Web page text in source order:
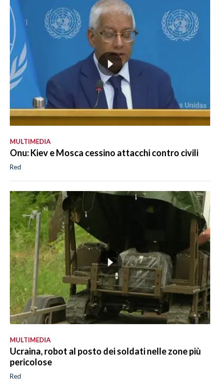
MULTIMEDIA
Onu: Kiev e Mosca cessino attacchi contro civili
Red
MULTIMEDIA
Ucraina, robot al posto dei soldati nelle zone più
pericolose
Red